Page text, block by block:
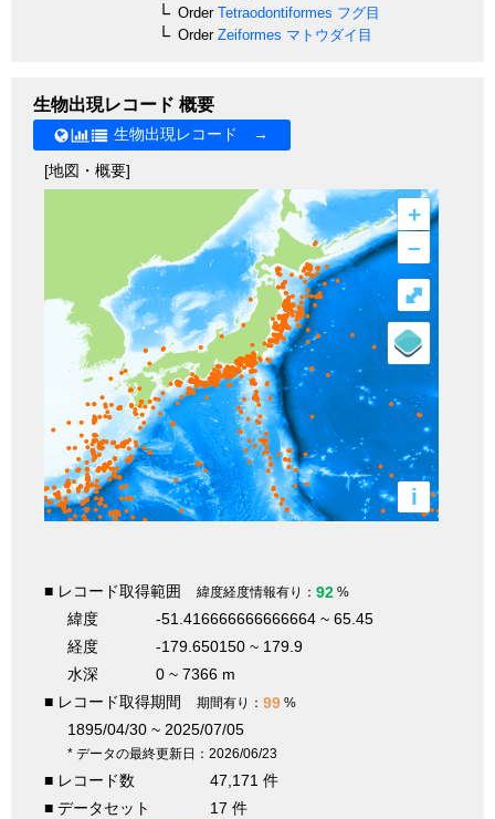
OrderTetraodontiformes フグ目
OrderZeiformes マトウダイ目
生物出現レコード 概要
生物出現レコード →
[地図・概要]
+
–
i
⤢
■ レコード取得範囲 緯度経度情報有り： 92 %
緯度
-51.416666666666664 ~ 65.45
経度
-179.650150 ~ 179.9
水深
0 ~ 7366 m
■ レコード取得期間
期間有り： 99 %
1895/04/30 ~ 2025/07/05
* データの最終更新日：2026/06/23
■ レコード数
47,171 件
■ データセット
17 件